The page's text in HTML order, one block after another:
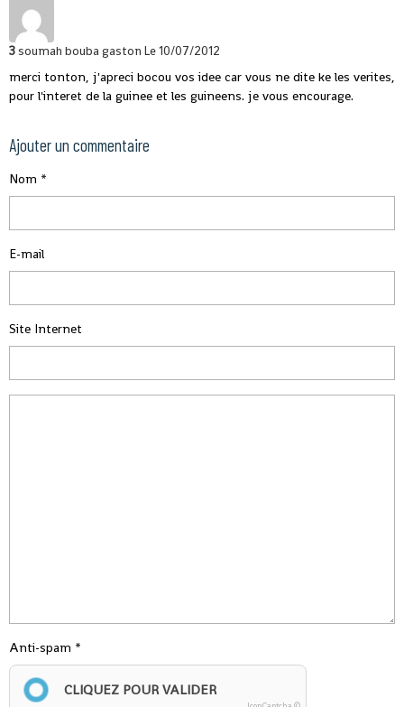
3soumah bouba gaston Le 10/07/2012
merci tonton, j'apreci bocou vos idee car vous ne dite ke les verites,
pour l'interet de la guinee et les guineens. je vous encourage.
Ajouter un commentaire
Nom
E-mail
Site Internet
Anti-spam
CLIQUEZ POUR VALIDER